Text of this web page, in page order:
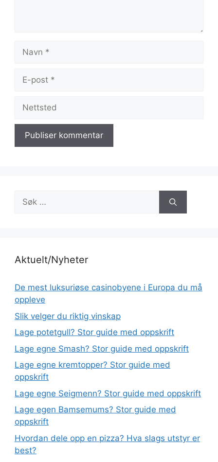
Navn
Nettsted
Søk
etter:
Aktuelt/Nyheter
De mest luksuriøse casinobyene i Europa du må
oppleve
Slik velger du riktig vinskap
Lage potetgull? Stor guide med oppskrift
Lage egne Smash? Stor guide med oppskrift
Lage egne kremtopper? Stor guide med
oppskrift
Lage egne Seigmenn? Stor guide med oppskrift
Lage egen Bamsemums? Stor guide med
oppskrift
Hvordan dele opp en pizza? Hva slags utstyr er
best?